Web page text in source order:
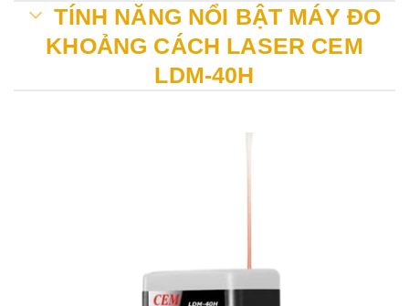
TÍNH NĂNG NỔI BẬT MÁY ĐO
KHOẢNG CÁCH LASER CEM
LDM-40H